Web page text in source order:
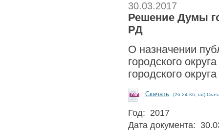
30.03.2017
Решение Думы
РД
О назначении
городского
городского
Скачать (26.24 Кб, rar)
Год: 2017
Дата документа: